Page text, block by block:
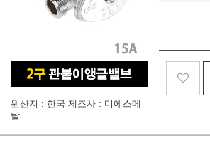
원산지 : 한국 제조사 : 디에스메
탈